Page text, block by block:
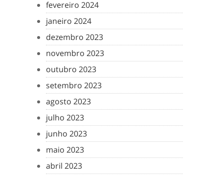
fevereiro 2024
janeiro 2024
dezembro 2023
novembro 2023
outubro 2023
setembro 2023
agosto 2023
julho 2023
junho 2023
maio 2023
abril 2023